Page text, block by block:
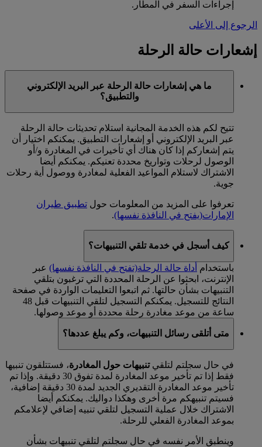
إجراءات السفر في المطار.
الرجوع إلى الأعلى
إشعارات حالة الرحلة
ما هي إشعارات حالة الرحلة عبر البريد الإلكتروني
والتطبيق؟
تتيح لكم هذه الخدمة المجانية استلام تحديثات حالة الرحلة
عبر البريد الإلكتروني أو إشعارات التطبيق. يمكنكم اختيار أن
يتم إشعاركم إذا كان هناك أي تأخيرات في المغادرة و/أو
الوصول لرحلات وتواريخ محددة تعنيكم. يمكنكم أيضا
الاشتراك لاستلام المواعيد الفعلية لمغادرة ووصول أية رحلات
جوية.
تعرفوا على المزيد من المعلومات حول تطبيق طيران
الإمارات(يفتح في النافذة نفسها).
كيف أسجل في خدمة تلقي التنبيهات؟
باستخدام أداة حالة الرحلة(تفتح في النافذة نفسها) عبر
الإنترنت، ابحثوا عن الرحلة المحددة التي ترغبون بتلقي
التنبيهات بشأن حالتها. ثم اتبعوا التعليمات الواردة في صفحة
النتائج للتسجيل. يمكنكم التسجيل لتلقي التنبيهات قبل 48
ساعة من موعد مغادرة رحلة محددة أو موعد وصولها.
متى أتلقى رسائل التنبيهات، وكم يبلغ عددها؟
في حال سجلتم لتلقيتنبيهات حول المغادرة، فستتلقون تنبيها
فقط إذا تم تأخير موعد المغادرة لمدة تفوق 30 دقيقة. وإذا تم
تأخير موعد المغادرة التقديري الجديد لمدة 30 دقيقة إضافية،
فسيتم تنبيهكم مرة أخرى وهكذا دواليك. يمكنكم أيضا
الاشتراك خلال عملية التسجيل لتلقي تنبيه إضافي لإعلامكم
بموعد المغادرة الفعلي للرحلة.
وينطبق الأمر نفسه في حال سجلتم لتلقي تنبيهات بشأن